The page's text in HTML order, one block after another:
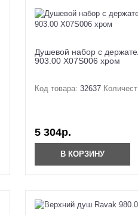
Душевой набор с
903.00 X07S006 хром
Код товара: 32637
5 304р.
В КОРЗИНУ